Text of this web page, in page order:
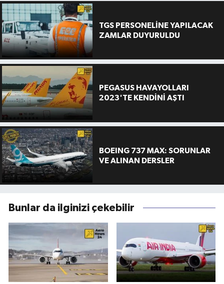
TGS PERSONELİNE YAPILACAK
ZAMLAR DUYURULDU
PEGASUS HAVAYOLLARI
2023'TE KENDİNİ AŞTI
BOEING 737 MAX: SORUNLAR
VE ALINAN DERSLER
Bunlar da ilginizi çekebilir